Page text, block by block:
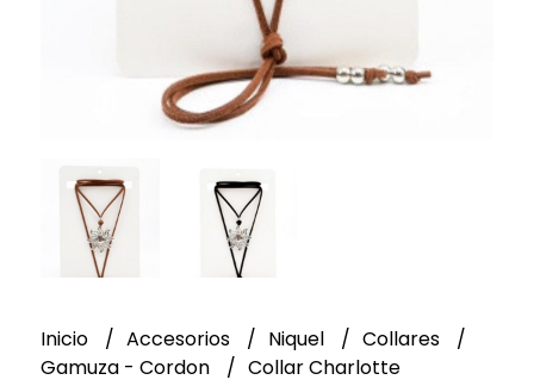
Inicio Accesorios Niquel
Collares
Gamuza - Cordon
Collar Charlotte